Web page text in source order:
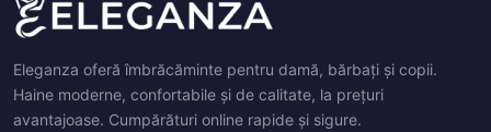
Eleganza oferă îmbrăcăminte pentru damă, bărbați și copii.
Haine moderne, confortabile și de calitate, la prețuri
avantajoase. Cumpărături online rapide și sigure.